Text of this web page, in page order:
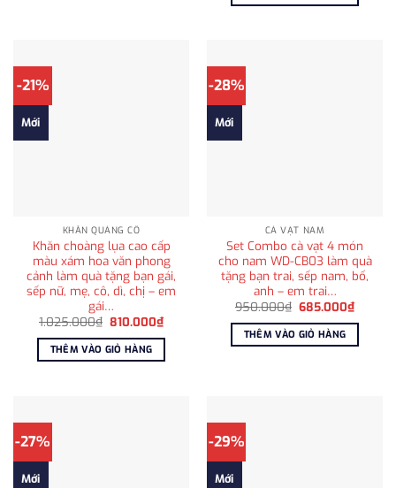
-21%
Mới
KHĂN QUÀNG CỔ
Khăn choàng lụa cao cấp
màu xám hoa văn phong
cảnh làm quà tặng bạn gái,
sếp nữ, mẹ, cô, dì, chị – em
gái…
1.025.000₫ Giá
là:
1.025.000₫.
810.000₫Giá
hiện
tại
810.000₫.
THÊM VÀO GIỎ HÀNG
-28%
Mới
CÀ VẠT NAM
Set Combo cà vạt 4 món
cho nam WD-CB03 làm quà
tặng bạn trai, sếp nam, bố,
anh – em trai…
950.000₫ Giá
là:
950.000₫.
685.000₫Giá
hiện
tại
THÊM VÀO GIỎ HÀNG
-27%
Mới
-29%
Mới